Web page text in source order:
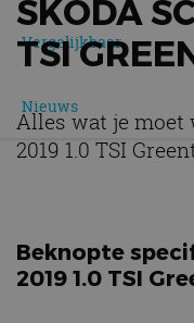
Vergelijkbaar
Nieuws
SKODA
TSI
Alles wat je moet
2019 1.0 TSI
Beknopte
2019 1.0 TSI